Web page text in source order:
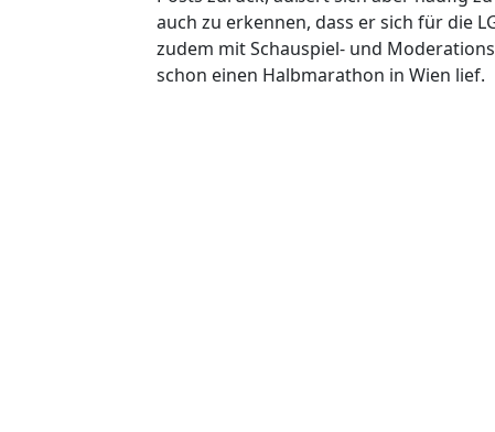
auch zu erkennen, dass er sich für die
zudem mit Schauspiel- und
schon einen Halbmarathon in Wien lief.